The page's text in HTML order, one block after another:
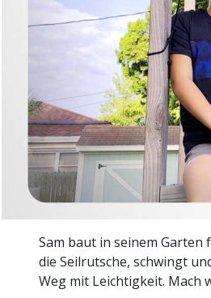
Liebe und Hass – Was ist Größe?
Sam baut in seinem
die Seilrutsche, schwingt
Weg mit Leichtigkeit. Mach